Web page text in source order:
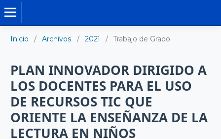
Inicio / Archivos / 2021 / Trabajo de Grado
PLAN INNOVADOR DIRIGIDO A
LOS DOCENTES PARA EL USO
DE RECURSOS TIC QUE
ORIENTE LA ENSEÑANZA DE LA
LECTURA EN NIÑOS